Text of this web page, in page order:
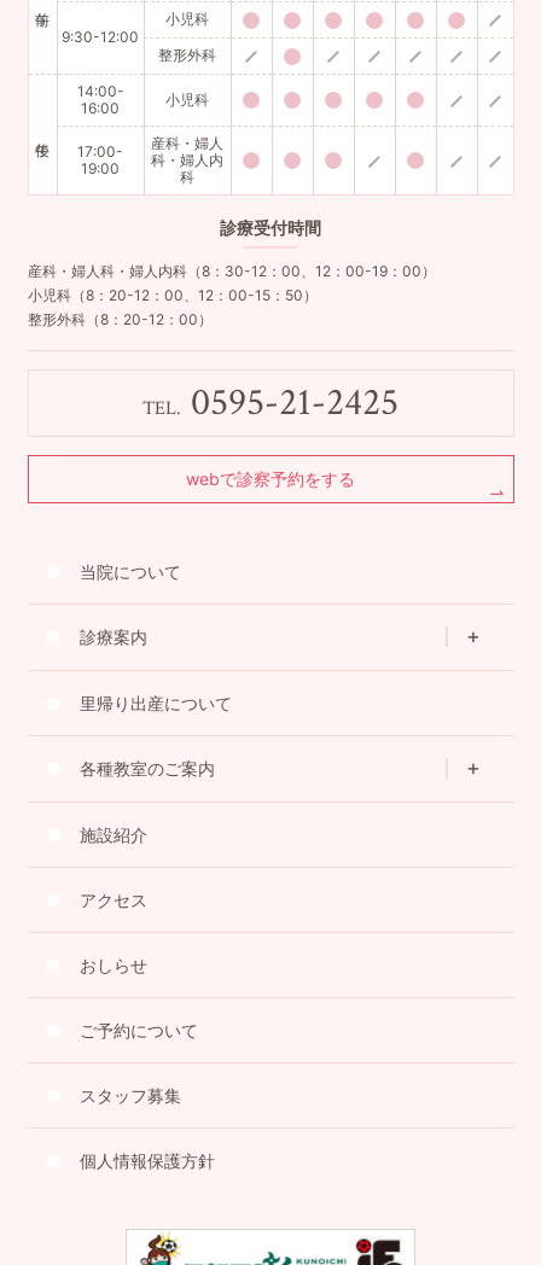
9:30-12:00
小児科
整形外科
14:00-
16:00
小児科
17:00-
19:00
産科・婦人
科・婦人内
科
診療受付時間
産科・婦人科・婦人内科（8：30-12：00、12：00-19：00）
小児科（8：20-12：00、12：00-15：50）
整形外科（8：20-12：00）
TEL. 0595-21-2425
webで診察予約をする
当院について
診療案内
里帰り出産について
各種教室のご案内
施設紹介
アクセス
おしらせ
ご予約について
スタッフ募集
個人情報保護方針